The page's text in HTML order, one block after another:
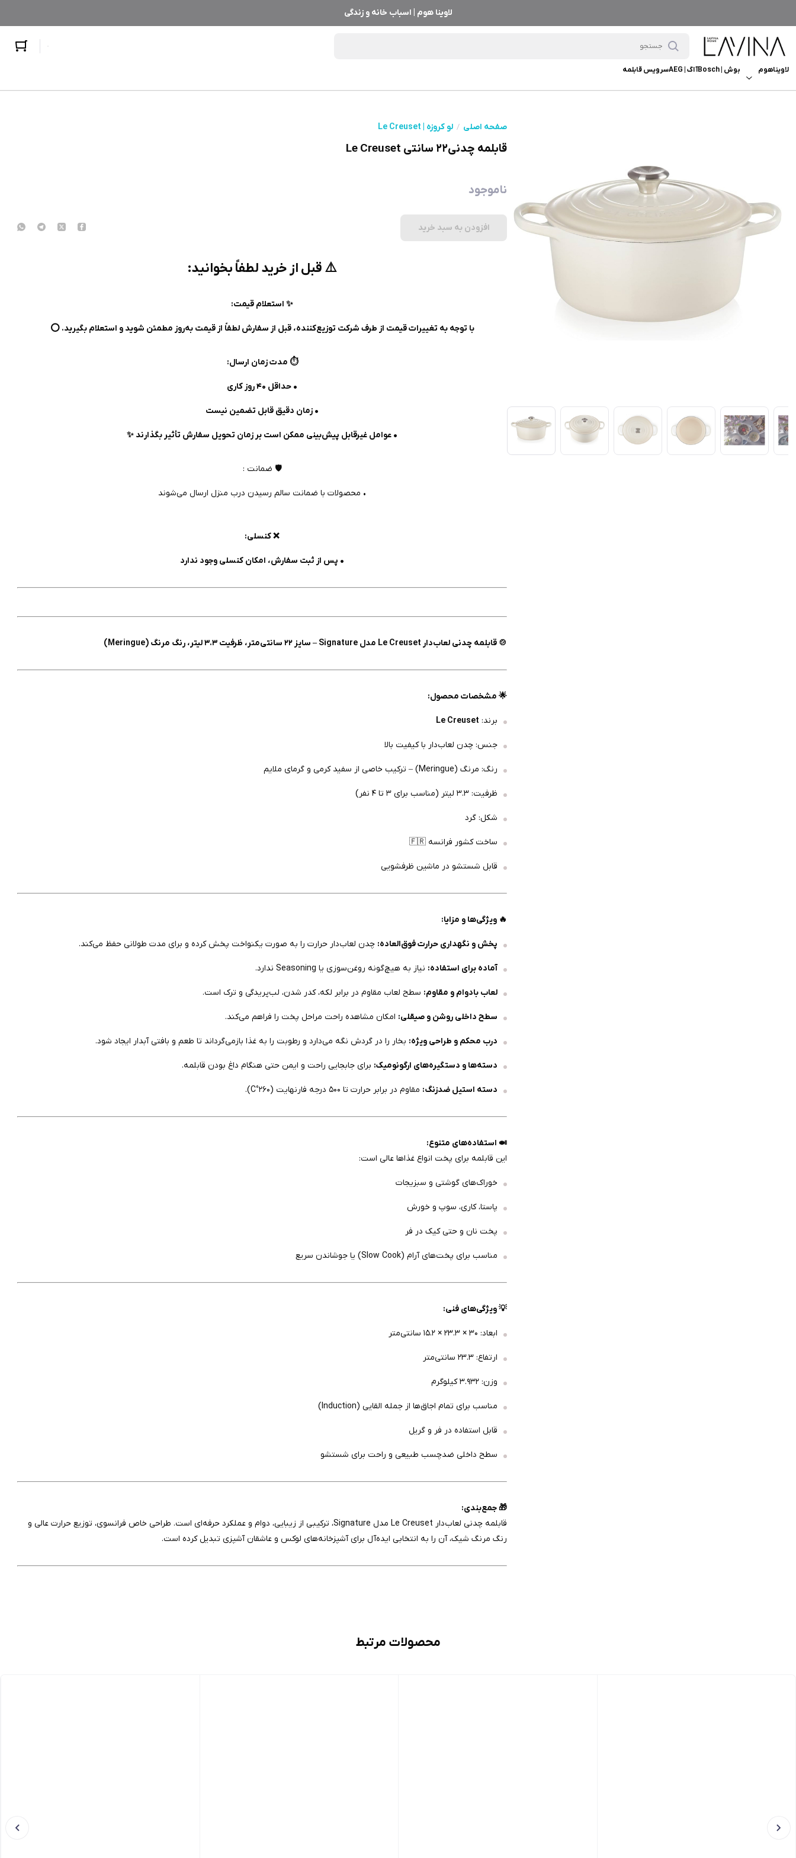
لاوینا هوم | اسباب خانه و زندگی
لاویناهوم بوش | Bosch آ اگ | AEG سرویس قابلمه
صفحه اصلی لو کروزه | Le Creuset
قابلمه چدنی‌۲۲ سانتی Le Creuset
ناموجود
افزودن به سبد خرید
⚠️ قبل از خرید لطفاً بخوانید:
✨ استعلام قیمت:
با توجه به تغییرات قیمت از طرف شرکت توزیع‌کننده، قبل از سفارش لطفاً از قیمت به‌روز مطمئن شوید و استعلام بگیرید. ⭕️
⏱️ مدت زمان ارسال:
• حداقل ۴۰ روز کاری
• زمان دقیق قابل تضمین نیست
• عوامل غیرقابل پیش‌بینی ممکن است بر زمان تحویل سفارش تأثیر بگذارند ✨
🛡️ ضمانت :
• محصولات با ضمانت سالم رسیدن درب منزل ارسال می‌شوند
❌ کنسلی:
• پس از ثبت سفارش، امکان کنسلی وجود ندارد
🍲 قابلمه چدنی لعاب‌دار Le Creuset مدل Signature – سایز ۲۲ سانتی‌متر، ظرفیت ۳.۳ لیتر، رنگ مرنگ (Meringue)
🌟 مشخصات محصول:
برند: Le Creuset
جنس: چدن لعاب‌دار با کیفیت بالا
رنگ: مرنگ (Meringue) – ترکیب خاصی از سفید کرمی و گرمای ملایم
ظرفیت: ۳.۳ لیتر (مناسب برای ۳ تا ۴ نفر)
شکل: گرد
ساخت کشور فرانسه 🇫🇷
قابل شستشو در ماشین ظرفشویی
🔥 ویژگی‌ها و مزایا:
پخش و نگهداری حرارت فوق‌العاده: چدن لعاب‌دار حرارت را به صورت یکنواخت پخش کرده و برای مدت طولانی حفظ می‌کند.
آماده برای استفاده: نیاز به هیچ‌گونه روغن‌سوزی یا Seasoning ندارد.
لعاب بادوام و مقاوم: سطح لعاب مقاوم در برابر لکه، کدر شدن، لب‌پریدگی و ترک است.
سطح داخلی روشن و صیقلی: امکان مشاهده راحت مراحل پخت را فراهم می‌کند.
درب محکم و طراحی ویژه: بخار را در گردش نگه می‌دارد و رطوبت را به غذا بازمی‌گرداند تا طعم و بافتی آبدار ایجاد شود.
دسته‌ها و دستگیره‌های ارگونومیک: برای جابجایی راحت و ایمن حتی هنگام داغ بودن قابلمه.
دسته استیل ضدزنگ: مقاوم در برابر حرارت تا ۵۰۰ درجه فارنهایت (۲۶۰°C).
🍛 استفاده‌های متنوع:
این قابلمه برای پخت انواع غذاها عالی است:
خوراک‌های گوشتی و سبزیجات
پاستا، کاری، سوپ و خورش
پخت نان و حتی کیک در فر
مناسب برای پخت‌های آرام (Slow Cook) یا جوشاندن سریع
💡 ویژگی‌های فنی:
ابعاد: ۳۰ × ۲۳.۳ × ۱۵.۲ سانتی‌متر
ارتفاع: ۲۳.۳ سانتی‌متر
وزن: ۳.۹۳۲ کیلوگرم
مناسب برای تمام اجاق‌ها از جمله القایی (Induction)
قابل استفاده در فر و گریل
سطح داخلی ضدچسب طبیعی و راحت برای شستشو
🎁 جمع‌بندی:
قابلمه چدنی لعاب‌دار Le Creuset مدل Signature، ترکیبی از زیبایی، دوام و عملکرد حرفه‌ای است. طراحی خاص فرانسوی، توزیع حرارت عالی و
رنگ مرنگ شیک، آن را به انتخابی ایده‌آل برای آشپزخانه‌های لوکس و عاشقان آشپزی تبدیل کرده است.
محصولات مرتبط